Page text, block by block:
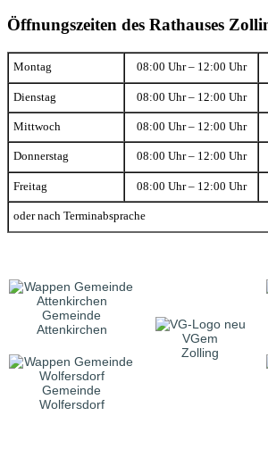
Öffnungszeiten des Rathauses
Montag 08:00 Uhr – 12:00 Uhr
Dienstag 08:00 Uhr – 12:00 Uhr
Mittwoch 08:00 Uhr – 12:00 Uhr
Donnerstag 08:00 Uhr – 12:00 Uhr
Freitag 08:00 Uhr – 12:00 Uhr
oder nach Terminabsprache
Gemeinde
Attenkirchen
VGem
Zolling
Gemeinde
Wolfersdorf